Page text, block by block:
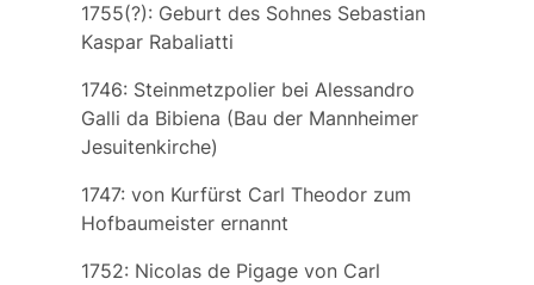
1755(?): Geburt des Sohnes Sebastian
Kaspar Rabaliatti
1746: Steinmetzpolier bei Alessandro
Galli da Bibiena (Bau der Mannheimer
Jesuitenkirche)
1747: von Kurfürst Carl Theodor zum
Hofbaumeister ernannt
1752: Nicolas de Pigagevon Carl